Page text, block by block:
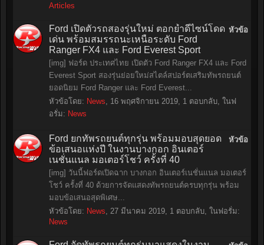
Articles
หัวข้อ
Ford เปิดตัวรถสองรุ่นใหม่ ตอกย้ำดีไซน์โดด
เด่น พร้อมสมรรถนะเหนือระดับ Ford
Ranger FX4 และ Ford Everest Sport
[img] ฟอร์ด ประเทศไทย เปิดตัว Ford Ranger FX4 และ Ford
Everest Sport สองรุ่นย่อยใหม่สไตล์สปอร์ตเสริมทัพรถยนต์
ยอดนิยม Ford Ranger และ Ford Everest...
หัวข้อโดย: News, 16 พฤศจิกายน 2019, 1 ตอบกลับ, ในฟ
อรั่ม: News
หัวข้อ
Ford ยกทัพรถยนต์ทุกรุ่น พร้อมมอบสุดยอด
ข้อเสนอแห่งปี ในงานบางกอก อินเตอร์
เนชั่นแนล มอเตอร์โชว์ ครั้งที่ 40
[img] วันนี้ฟอร์ดเปิดฉาก บางกอก อินเตอร์เนชั่นแนล มอเตอร์
โชว์ ครั้งที่ 40 ด้วยการจัดแสดงทัพรถยนต์ครบทุกรุ่น พร้อม
มอบข้อเสนอสุดพิเศษ...
หัวข้อโดย: News, 27 มีนาคม 2019, 1 ตอบกลับ, ในฟอรั่ม:
News